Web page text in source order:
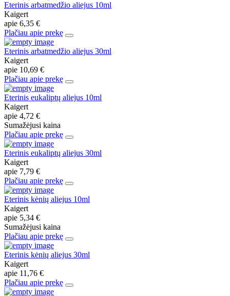
Eterinis arbatmedžio aliejus 10ml
Kaigert
apie 6,35 €
Plačiau apie prekę
Eterinis arbatmedžio aliejus 30ml
Kaigert
apie 10,69 €
Plačiau apie prekę
Eterinis eukaliptų aliejus 10ml
Kaigert
apie 4,72 €
Sumažėjusi kaina
Plačiau apie prekę
Eterinis eukaliptų aliejus 30ml
Kaigert
apie 7,79 €
Plačiau apie prekę
Eterinis kėnių aliejus 10ml
Kaigert
apie 5,34 €
Sumažėjusi kaina
Plačiau apie prekę
Eterinis kėnių aliejus 30ml
Kaigert
apie 11,76 €
Plačiau apie prekę